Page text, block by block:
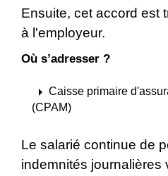
Ensuite, cet accord est
à l'employeur.
Où s’adresser ?
arrow_right Caisse primaire
(CPAM)
Le salarié continue de
indemnités journalières